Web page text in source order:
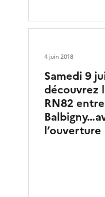
Samedi 9
découvrez
RN82
l’ouverture
4 juin 2018